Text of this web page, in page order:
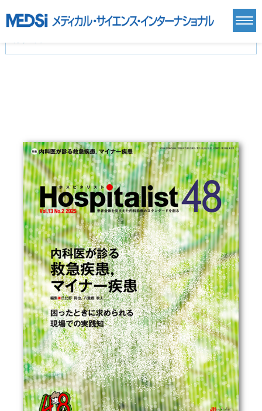
基礎医学(93)
基礎医学関連科学(80)
自然科学(25)
看護学(21)
医療技術(16)
歯科学(3)
栄養学(0)
薬学(7)
保健・体育(1)
衛生・公衆衛生学(14)
医学一般(91) マルチメディア(0)